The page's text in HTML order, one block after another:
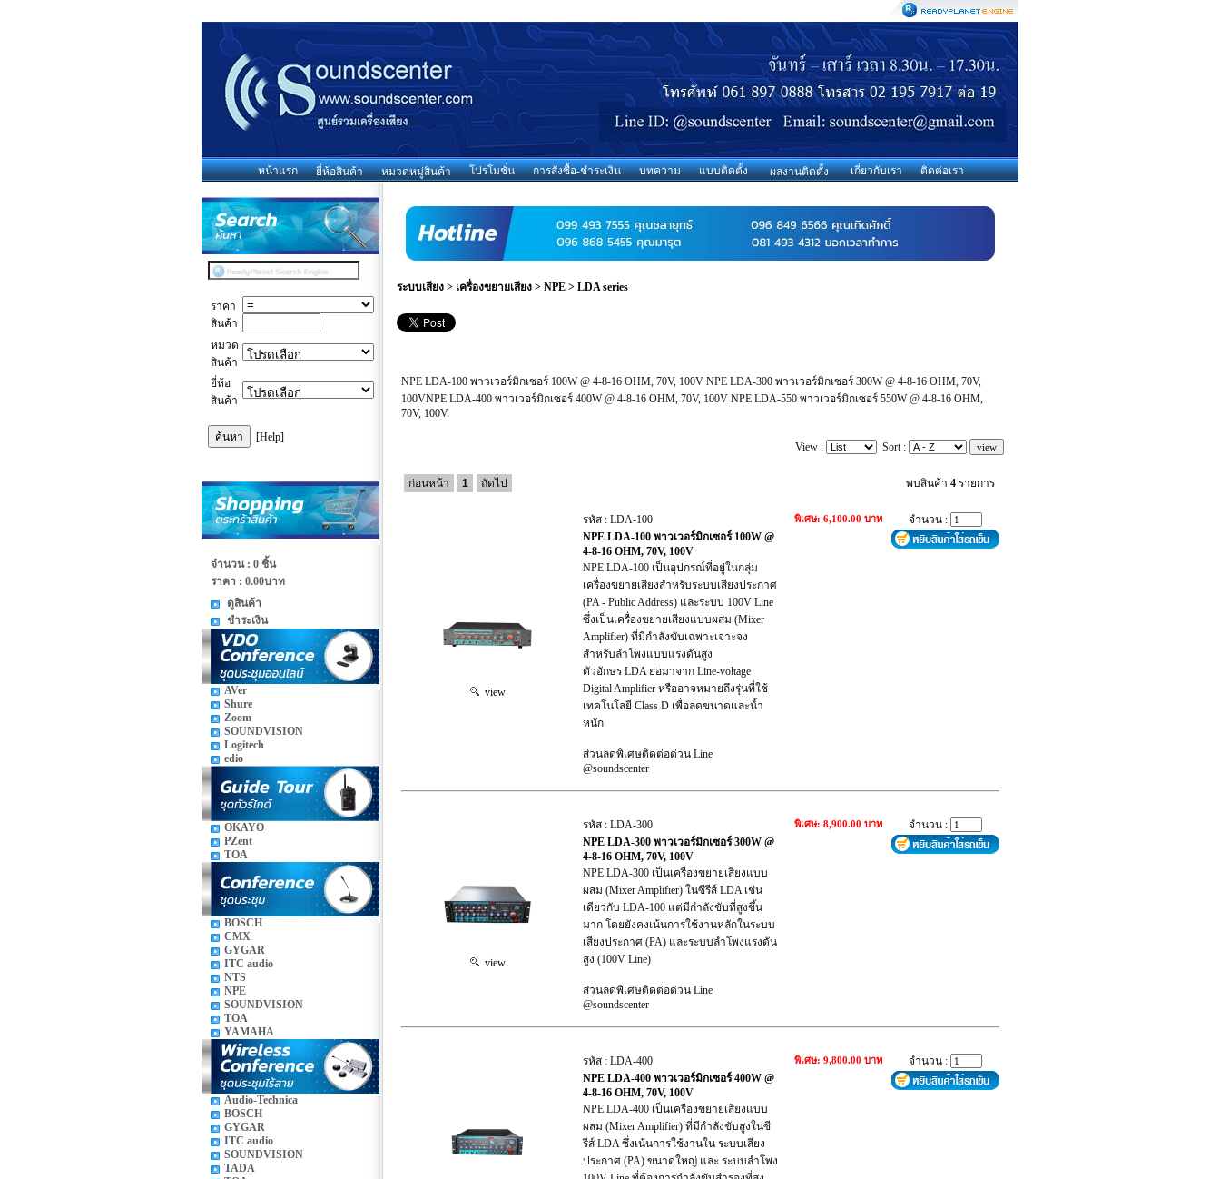
หน้าแรก ยี่ห้อสินค้า หมวดหมู่สินค้า โปรโมชั่น การสั่งซื้อ-ชำระเงิน บทความ แบบติดตั้ง ผลงานติดตั้ง เกี่ยวกับเรา ติดต่อเรา
ราคา
สินค้า
หมวด
สินค้า
ยี่ห้อ
สินค้า
[Help]
จำนวน : 0 ชิ้น
ราคา : 0.00บาท
ดูสินค้า
ชำระเงิน
AVer
Shure
Zoom
SOUNDVISION
Logitech
edio
OKAYO
PZent
TOA
BOSCH
CMX
GYGAR
ITC audio
NTS
NPE
SOUNDVISION
TOA
YAMAHA
Audio-Technica
BOSCH
GYGAR
ITC audio
SOUNDVISION
TADA
ระบบเสียง > เครื่องขยายเสียง>NPE >LDA series
NPE LDA-100 พาวเวอร์มิกเซอร์ 100W @ 4-8-16 OHM, 70V, 100V NPE LDA-300 พาวเวอร์มิกเซอร์ 300W @ 4-8-16 OHM, 70V,
100VNPE LDA-400 พาวเวอร์มิกเซอร์ 400W @ 4-8-16 OHM, 70V, 100V NPE LDA-550 พาวเวอร์มิกเซอร์ 550W @ 4-8-16 OHM,
70V, 100V
View : Sort :
ก่อนหน้า 1 ถัดไป พบสินค้า4 รายการ
view
รหัส : LDA-100
NPE LDA-100 พาวเวอร์มิกเซอร์ 100W @
4-8-16 OHM, 70V, 100V
NPE LDA-100 เป็นอุปกรณ์ที่อยู่ในกลุ่ม
เครื่องขยายเสียงสำหรับระบบเสียงประกาศ
(PA - Public Address) และระบบ 100V Line
ซึ่งเป็นเครื่องขยายเสียงแบบผสม (Mixer
Amplifier) ที่มีกำลังขับเฉพาะเจาะจง
สำหรับลำโพงแบบแรงดันสูง
ตัวอักษร LDA ย่อมาจาก Line-voltage
Digital Amplifier หรืออาจหมายถึงรุ่นที่ใช้
เทคโนโลยี Class D เพื่อลดขนาดและน้ำ
หนัก
ส่วนลดพิเศษติดต่อด่วน Line
@soundscenter
พิเศษ: 6,100.00 บาท จำนวน :
view
รหัส : LDA-300
NPE LDA-300 พาวเวอร์มิกเซอร์ 300W @
4-8-16 OHM, 70V, 100V
NPE LDA-300 เป็นเครื่องขยายเสียงแบบ
ผสม (Mixer Amplifier) ในซีรีส์ LDA เช่น
เดียวกับ LDA-100 แต่มีกำลังขับที่สูงขึ้น
มาก โดยยังคงเน้นการใช้งานหลักในระบบ
เสียงประกาศ (PA) และระบบลำโพงแรงดัน
สูง (100V Line)
ส่วนลดพิเศษติดต่อด่วน Line
@soundscenter
พิเศษ: 8,900.00 บาท จำนวน :
รหัส : LDA-400
NPE LDA-400 พาวเวอร์มิกเซอร์ 400W @
4-8-16 OHM, 70V, 100V
NPE LDA-400 เป็นเครื่องขยายเสียงแบบ
ผสม (Mixer Amplifier) ที่มีกำลังขับสูงในซี
รีส์ LDA ซึ่งเน้นการใช้งานใน ระบบเสียง
ประกาศ (PA) ขนาดใหญ่ และ ระบบลำโพง
พิเศษ: 9,800.00 บาท จำนวน :